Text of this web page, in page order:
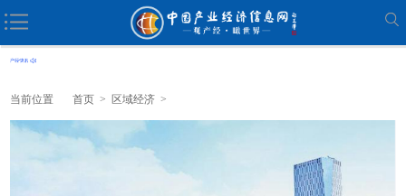
当前位置 首页 > 区域经济 >